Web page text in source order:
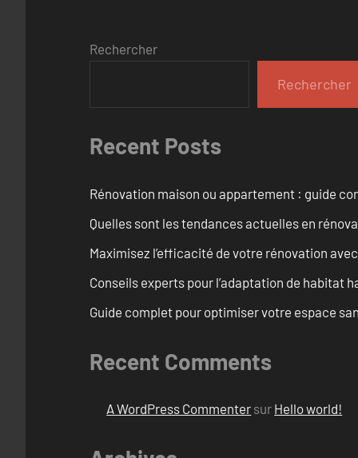
Rechercher
Rechercher
Recent Posts
Rénovation maison ou appartement : guide
Quelles sont les tendances actuelles en
Maximisez l’efficacité de votre rénovation
Conseils experts pour l’adaptation de habitat
Guide complet pour optimiser votre espace
Recent Comments
A WordPress Commenter sur Hello world!